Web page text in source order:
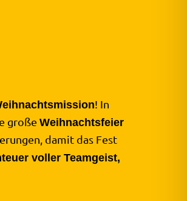
! In
große Weihnachtsfeier
damit das Fest
voller Teamgeist,